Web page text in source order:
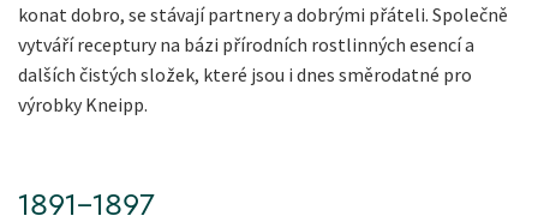
konat dobro, se stávají partnery a dobrými přáteli. Společně
vytváří receptury na bázi přírodních rostlinných esencí a
dalších čistých složek, které jsou i dnes směrodatné pro
výrobky Kneipp.
1891–1897